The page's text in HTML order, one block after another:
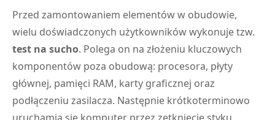
Przed zamontowaniem elementów w obudowie,
wielu doświadczonych użytkowników wykonuje tzw.
test na sucho. Polega on na złożeniu kluczowych
komponentów poza obudową: procesora, płyty
głównej, pamięci RAM, karty graficznej oraz
podłączeniu zasilacza. Następnie krótkoterminowo